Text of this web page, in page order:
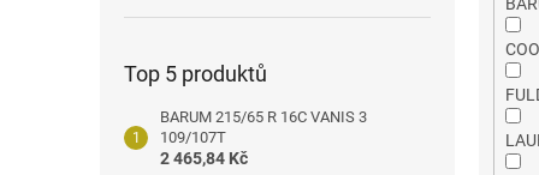
Top 5 produktů
BARUM 215/65 R 16C VANIS 3
109/107T
2 465,84 Kč